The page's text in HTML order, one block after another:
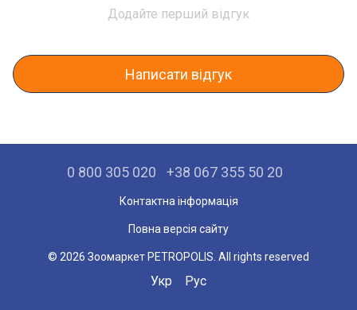
Додайте перший відгук
Написати відгук
0 800 305 020 +38 067 355 50 20
Контактна інформація
Повна версія сайту
© 2026 Зоомаркет PETROPOLIS. All rights reserved
Укр Рус